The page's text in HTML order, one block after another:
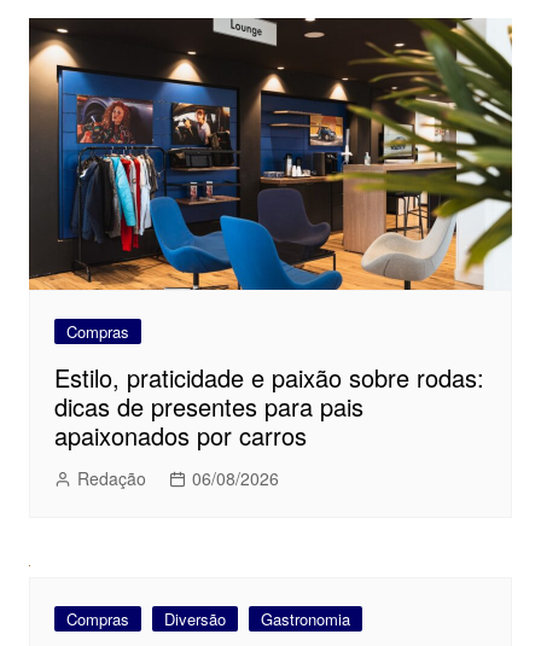
Compras
Estilo, praticidade e paixão sobre rodas:
dicas de presentes para pais
apaixonados por carros
Redação 06/08/2026
Compras Diversão Gastronomia